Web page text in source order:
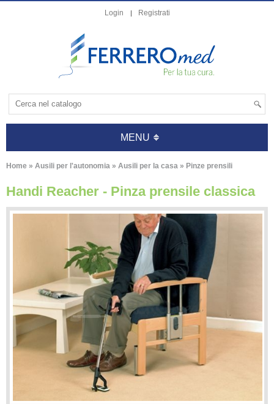
Login Registrati
MENU
Home » Ausili per l'autonomia » Ausili per la casa » Pinze prensili
Handi Reacher - Pinza prensile classica